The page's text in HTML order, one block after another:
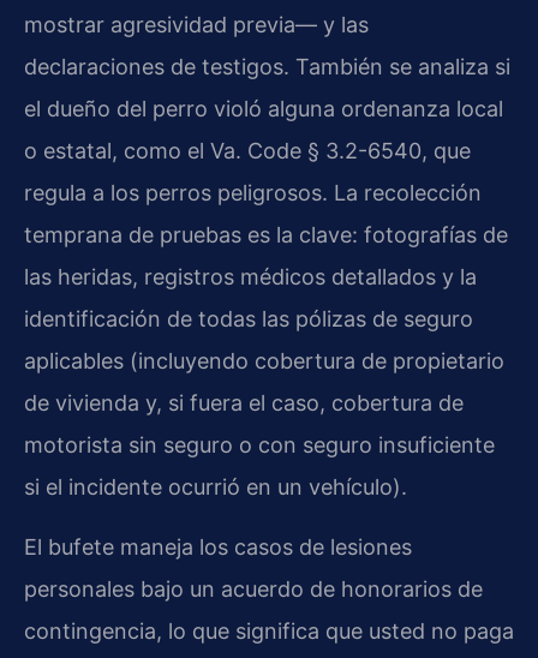
mostrar agresividad previa— y las
declaraciones de testigos. También se analiza si
el dueño del perro violó alguna ordenanza local
o estatal, como el Va. Code § 3.2-6540, que
regula a los perros peligrosos. La recolección
temprana de pruebas es la clave: fotografías de
las heridas, registros médicos detallados y la
identificación de todas las pólizas de seguro
aplicables (incluyendo cobertura de propietario
de vivienda y, si fuera el caso, cobertura de
motorista sin seguro o con seguro insuficiente
si el incidente ocurrió en un vehículo).
El bufete maneja los casos de lesiones
personales bajo un acuerdo de honorarios de
contingencia, lo que significa que usted no paga